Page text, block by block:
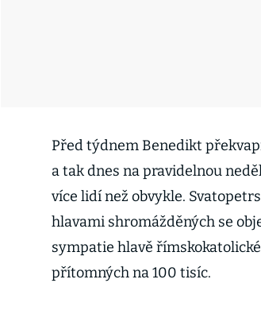
Před týdnem Benedikt
a tak dnes na pravidelnou
více lidí než obvykle.
hlavami shromážděných se
sympatie hlavě
přítomných na 100 tisíc.